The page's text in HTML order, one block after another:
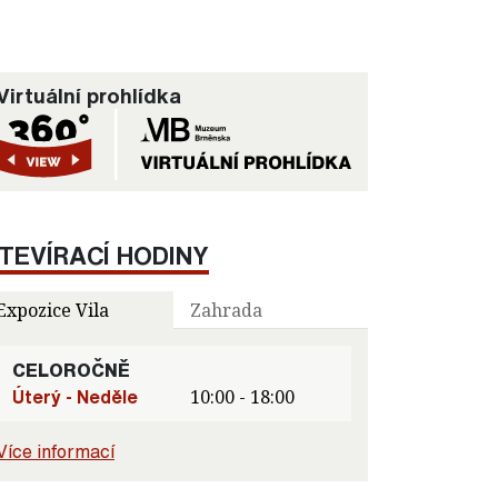
prohlídka
HODINY
Vila Zahrada
CELOROČNĚ
Úterý - Neděle
10:00 - 18:00
informací